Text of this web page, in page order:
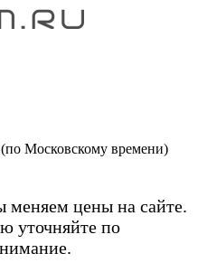
(по Московскому времени)
цены на сайте.
уточняйте по